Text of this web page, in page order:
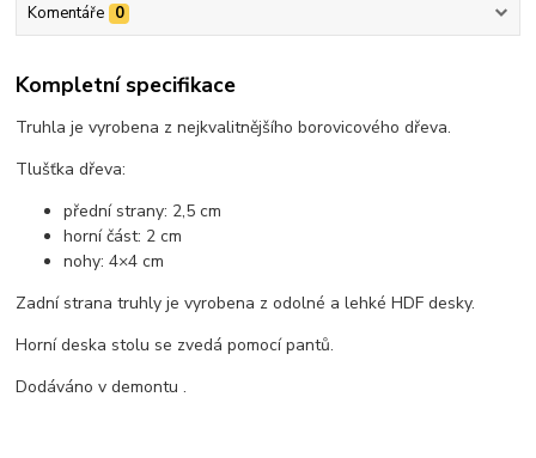
Komentáře 0
Kompletní specifikace
Truhla je vyrobena z nejkvalitnějšího borovicového dřeva.
Tlušťka dřeva:
přední strany: 2,5 cm
horní část: 2 cm
nohy: 4×4 cm
Zadní strana truhly je vyrobena z odolné a lehké HDF desky.
Horní deska stolu se zvedá pomocí pantů.
Dodáváno v demontu .